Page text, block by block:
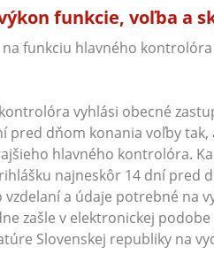
funkcie, voľba a
funkciu hlavného kontrolóra
vyhlási obecné
pred dňom konania voľby
hlavného kontrolóra.
najneskôr 14 dní pred
a údaje potrebné na
zašle v elektronickej
Slovenskej republiky na